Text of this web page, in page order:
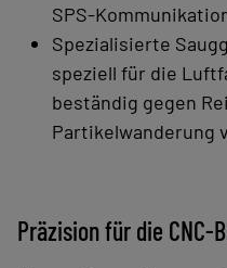
Spezialisierte
speziell für die
beständig gegen
Partikelwanderung
Präzision für die